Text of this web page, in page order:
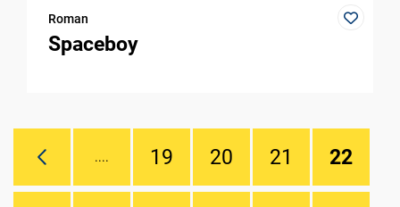
Roman
Spaceboy
.... 19 20 21 22